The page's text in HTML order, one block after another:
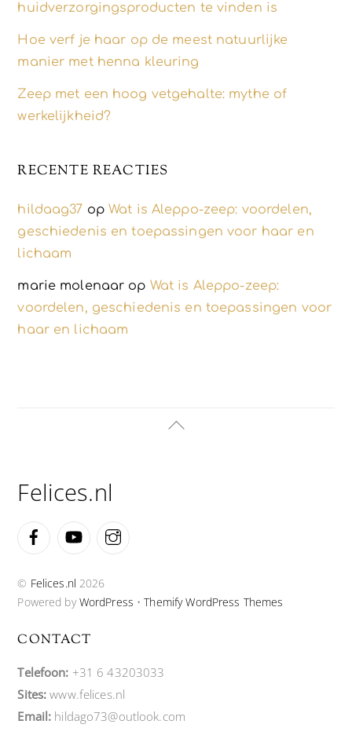
huidverzorgingsproducten te vinden is
Hoe verf je haar op de meest natuurlijke
manier met henna kleuring
Zeep met een hoog vetgehalte: mythe of
werkelijkheid?
RECENTE REACTIES
hildaag37 opWat is Aleppo-zeep: voordelen,
geschiedenis en toepassingen voor haar en
lichaam
marie molenaar op Wat is Aleppo-zeep:
voordelen, geschiedenis en toepassingen voor
haar en lichaam
Back
Felices.nl
FacebookYouTube
© Felices.nl 2026
Powered byWordPress •Themify WordPress Themes
CONTACT
Telefoon: +31 6 43203033
Sites: www.felices.nl
Email: hildago73@outlook.com